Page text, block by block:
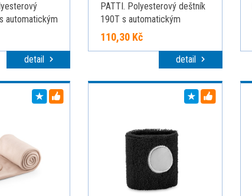
automatickým
detail
PATTI. Polyesterový deštník
190T s automatickým
otevíráním, modrá
110,30 Kč
detail